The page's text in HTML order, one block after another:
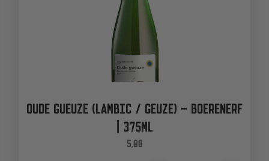
OUDE GUEUZE (LAMBIC / GEUZE) – BOERENERF
| 375ML
5,00